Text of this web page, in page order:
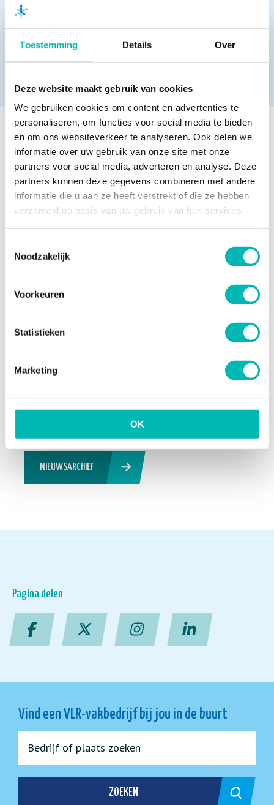
Toestemming Details Over
Deze website maakt gebruik van cookies
We gebruiken cookies om content en advertenties te
personaliseren, om functies voor social media te bieden
en om ons websiteverkeer te analyseren. Ook delen we
informatie over uw gebruik van onze site met onze
partners voor social media, adverteren en analyse. Deze
partners kunnen deze gegevens combineren met andere
informatie die u aan ze heeft verstrekt of die ze hebben
verzameld op basis van uw gebruik van hun services.
Noodzakelijk
Voorkeuren
Statistieken
Marketing
OK
maatschappij. “Ook zullen we ons nog veel meer
moeten profileren als het kennisplatform voor de
gehele branche”, aldus Harold Bussing.
Meer nieuws
Waarom liften bij extreme
hitte tijdelijk stilvallen
6 AUGUSTUS 2026
NIEUWSARCHIEF
Pagina delen
Vind een VLR-vakbedrijf bij jou in de buurt
ZOEKEN